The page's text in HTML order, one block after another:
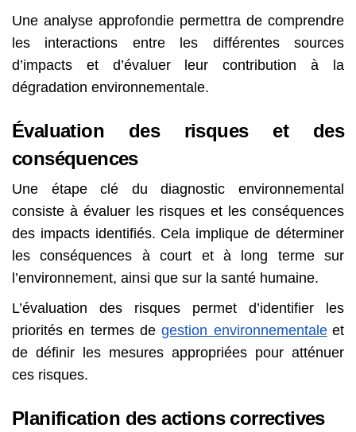
Une analyse approfondie permettra de comprendre
les interactions entre les différentes sources
d’impacts et d’évaluer leur contribution à la
dégradation environnementale.
Évaluation des risques et des
conséquences
Une étape clé du diagnostic environnemental
consiste à évaluer les risques et les conséquences
des impacts identifiés. Cela implique de déterminer
les conséquences à court et à long terme sur
l’environnement, ainsi que sur la santé humaine.
L’évaluation des risques permet d’identifier les
priorités en termes degestion environnementale et
de définir les mesures appropriées pour atténuer
ces risques.
Planification des actions correctives